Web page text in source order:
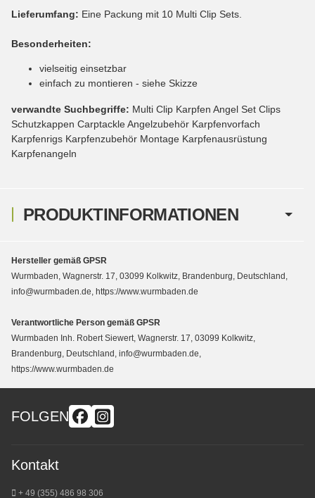
PRODUKTINFORMATIONEN
Lieferumfang: Eine Packung mit 10 Multi Clip Sets.
Besonderheiten:
vielseitig einsetzbar
einfach zu montieren - siehe Skizze
verwandte Suchbegriffe: Multi Clip Karpfen Angel Set Clips
Schutzkappen Carptackle Angelzubehör Karpfenvorfach
Karpfenrigs Karpfenzubehör Montage Karpfenausrüstung
Karpfenangeln
Hersteller gemäß GPSR
Wurmbaden, Wagnerstr. 17, 03099 Kolkwitz, Brandenburg, Deutschland,
info@wurmbaden.de, https://www.wurmbaden.de
Verantwortliche Person gemäß GPSR
Wurmbaden Inh. Robert Siewert, Wagnerstr. 17, 03099 Kolkwitz,
Brandenburg, Deutschland, info@wurmbaden.de,
https://www.wurmbaden.de
FOLGEN
Kontakt
+ 49 (355) 486 98 306